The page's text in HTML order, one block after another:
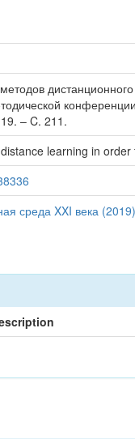
– C. 211.
learning in
среда XXI века (2019)